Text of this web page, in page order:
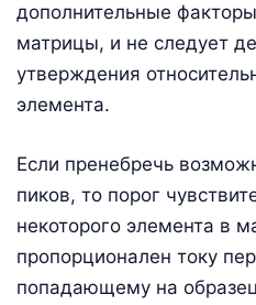
дополнительные
матрицы, и не следует
утверждения
элемента.
Если пренебречь
пиков, то порог
некоторого элемента в
пропорционален току
попадающему на